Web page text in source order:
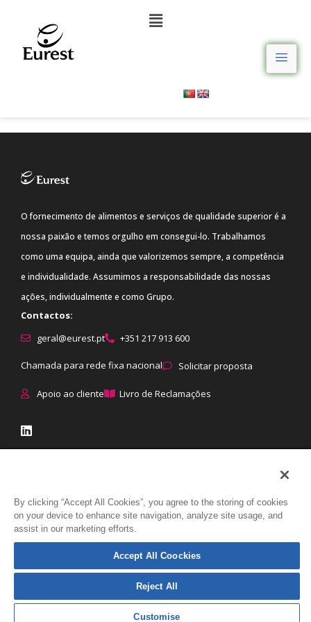
O fornecimento de alimentos e serviços de qualidade superior é a
nossa paixão e temos orgulho em consegui-lo. Trabalhamos
como uma equipa, ainda que valorizemos sempre, a competência
e individualidade. Assumimos a responsabilidade das nossas
ações, individualmente e como Grupo.
Contactos:
geral@eurest.pt
+351 217 913 600
Chamada para rede fixa nacional Solicitar proposta
Apoio ao cliente Livro de Reclamações
Privacidade| Política de Cookies|Direitos dos titulares|Como tratamos
By clicking “Accept All Cookies”, you agree to the storing of cookies
on your device to enhance site navigation, analyze site usage, and
assist in our marketing efforts.
Accept All Coockies
Reject All
Customise